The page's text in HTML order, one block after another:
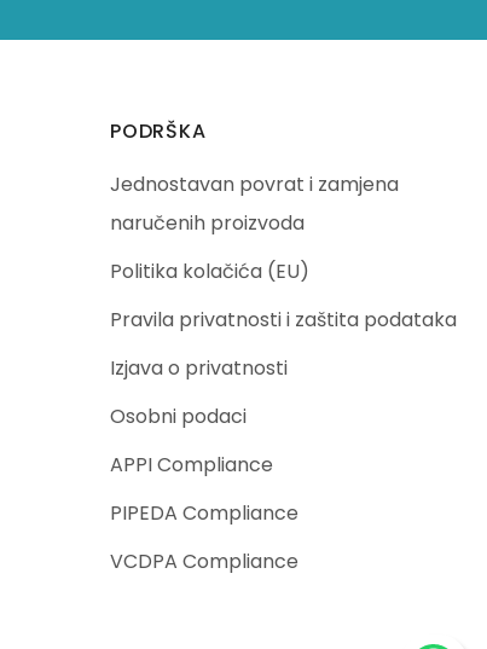
PODRŠKA
Jednostavan povrat i zamjena
naručenih proizvoda
Politika kolačića (EU)
Pravila privatnosti i zaštita podataka
Izjava o privatnosti
Osobni podaci
APPI Compliance
PIPEDA Compliance
VCDPA Compliance